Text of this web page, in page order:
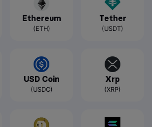
Ethereum
(ETH)
Tether
(USDT)
USD Coin
(USDC)
Xrp
(XRP)